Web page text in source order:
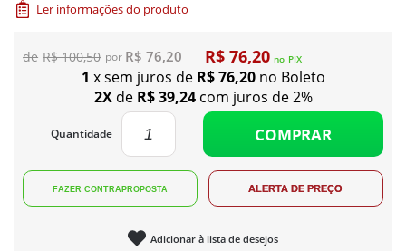
Ler informações do produto
R$ 100,50 R$ 76,20 R$ 76,20 no PIX
1 x sem juros de R$ 76,20no Boleto
2Xde R$ 39,24 com juros de 2%
Quantidade COMPRAR
Adicionar à lista de desejos